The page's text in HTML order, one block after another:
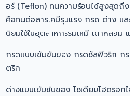
อร์ (Teflon) ทนความร้อนได้สูงสุด
คือทนต่อสารเคมีรุนแรง กรด ด่าง แ
นิยมใช้ในอุตสาหกรรมเคมี เตาหลอม
กรดแบบเข้มข้นของ กรดซัลฟิวริก ก
ตริก
ด่างแบบเข้มข้นของ โซเดียมไฮดรอก